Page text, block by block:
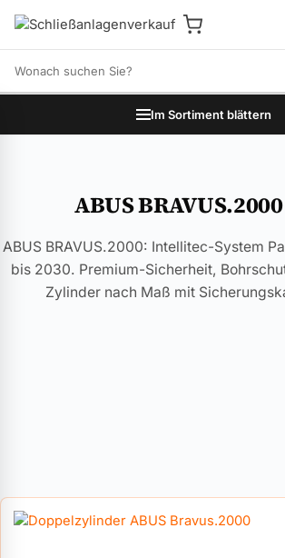
Im Sortiment blättern
ABUS BRAVUS.2000
ABUS BRAVUS.2000: Intellitec-System
bis 2030. Premium-Sicherheit,
Zylinder nach Maß mit